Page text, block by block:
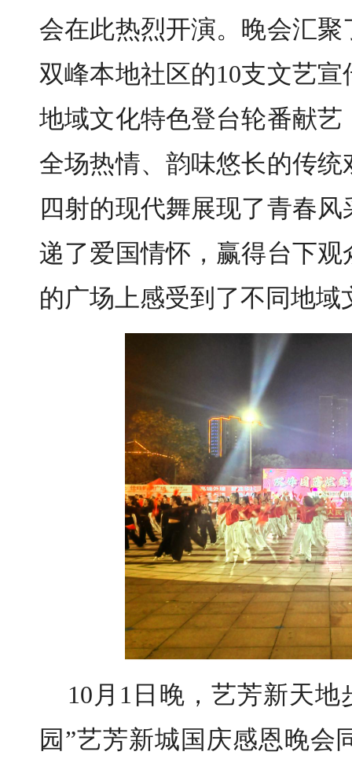
会在此热烈开演。晚会汇
双峰本地社区的10支文艺
地域文化特色登台轮番献
全场热情、韵味悠长的传
四射的现代舞展现了青春
递了爱国情怀，赢得台下
的广场上感受到了不同地域
10月1日晚，艺芳新天
园”艺芳新城国庆感恩晚会